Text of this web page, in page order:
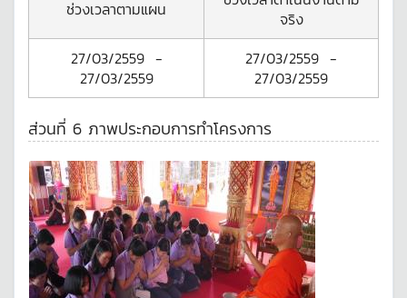
ช่วงเวลาตามแผน
จริง
27/03/2559-
27/03/2559
27/03/2559 -
27/03/2559
ส่วนที่ 6 ภาพประกอบการทำโครงการ